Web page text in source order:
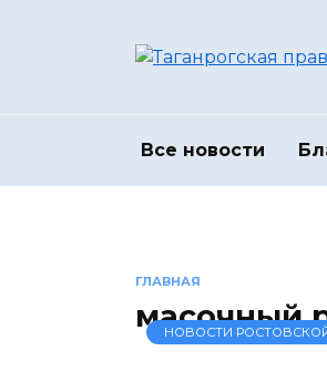
Все новости
ГЛАВНАЯ
масочный
НОВОСТИ